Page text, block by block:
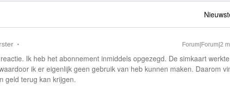
Forum|Forum|2
Ik heb het abonnement inmiddels opgezegd. De simkaart
ik er eigenlijk geen gebruik van heb kunnen maken. Daarom
geld terug kan krijgen.